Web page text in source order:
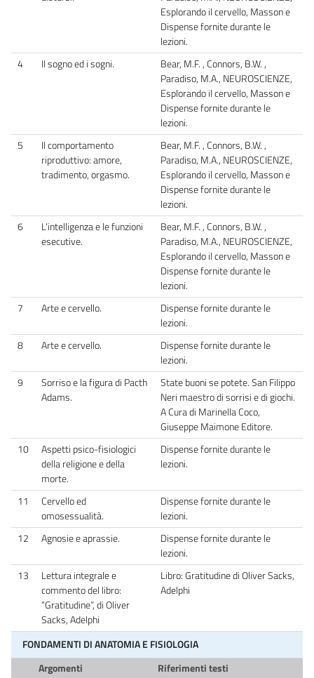
Esplorando il cervello, Masson e
Dispense fornite durante le
lezioni.
4
Il sogno ed i sogni.
Bear, M.F. , Connors, B.W. ,
Paradiso, M.A., NEUROSCIENZE,
Esplorando il cervello, Masson e
Dispense fornite durante le
lezioni.
5
Il comportamento
riproduttivo: amore,
tradimento, orgasmo.
Bear, M.F. , Connors, B.W. ,
Paradiso, M.A., NEUROSCIENZE,
Esplorando il cervello, Masson e
Dispense fornite durante le
lezioni.
6
L’intelligenza e le funzioni
esecutive.
Bear, M.F. , Connors, B.W. ,
Paradiso, M.A., NEUROSCIENZE,
Esplorando il cervello, Masson e
Dispense fornite durante le
lezioni.
7
Arte e cervello.
Dispense fornite durante le
lezioni.
8
Arte e cervello.
Dispense fornite durante le
lezioni.
9
Sorriso e la figura di Pacth
Adams.
State buoni se potete. San Filippo
Neri maestro di sorrisi e di giochi.
A Cura di Marinella Coco,
Giuseppe Maimone Editore.
10
Aspetti psico-fisiologici
della religione e della
morte.
Dispense fornite durante le
lezioni.
11
Cervello ed
omosessualità.
Dispense fornite durante le
lezioni.
12
Agnosie e aprassie.
Dispense fornite durante le
lezioni.
13
Lettura integrale e
commento del libro:
“Gratitudine”, di Oliver
Sacks, Adelphi
Libro: Gratitudine di Oliver Sacks,
Adelphi
FONDAMENTI DI ANATOMIA E FISIOLOGIA
Argomenti
Riferimenti testi